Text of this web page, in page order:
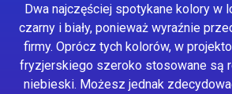
Dwa najczęściej spotykane kolory w
czarny i biały, ponieważ wyraźnie
firmy. Oprócz tych kolorów, w
fryzjerskiego szeroko stosowane są
niebieski. Możesz jednak